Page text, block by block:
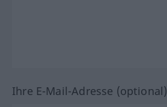
Ihre E-Mail-Adresse (optional)